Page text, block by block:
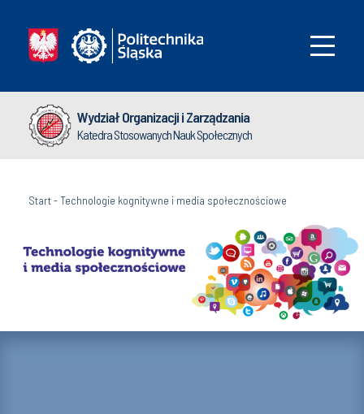
Wydział Organizacji i Zarządzania
Katedra Stosowanych Nauk Społecznych
Start-Technologie kognitywne i media społecznościowe